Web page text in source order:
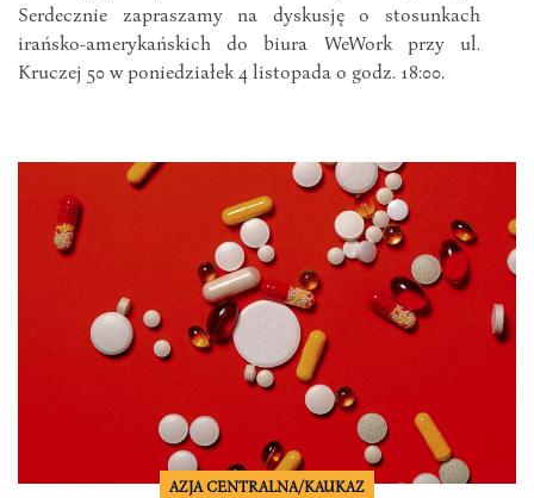
Serdecznie zapraszamy na dyskusję o stosunkach
irańsko-amerykańskich do biura WeWork przy ul.
Kruczej 50 w poniedziałek 4 listopada o godz. 18:00.
AZJA CENTRALNA/KAUKAZ